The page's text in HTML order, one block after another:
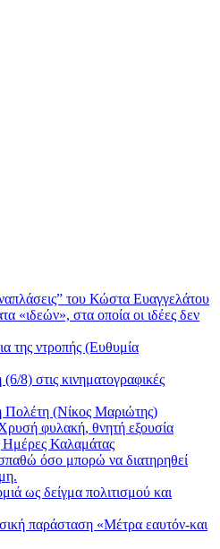
του Κώστα Ευαγγελάτου
«ιδεών», στα οποία οι ιδέες δεν
της ντροπής (Ευθυμία
8) στις κινηματογραφικές
Πολέτη (Νίκος Μαριώτης)
φυλακή, θνητή εξουσία
Ημέρες Καλαμάτας
όσο μπορώ να διατηρηθεί
ως δείγμα πολιτισμού και
παράσταση «Μέτρα εαυτόν-και